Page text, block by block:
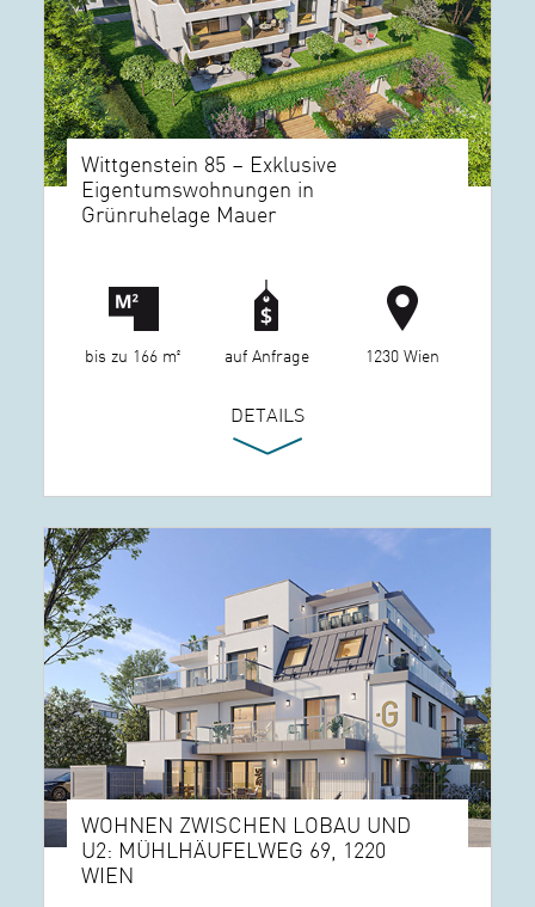
Wittgenstein 85 – Exklusive
Eigentumswohnungen in
Grünruhelage Mauer
bis zu 166 m² auf Anfrage 1230 Wien
DETAILS
WOHNEN ZWISCHEN LOBAU UND
U2: MÜHLHÄUFELWEG 69, 1220
WIEN